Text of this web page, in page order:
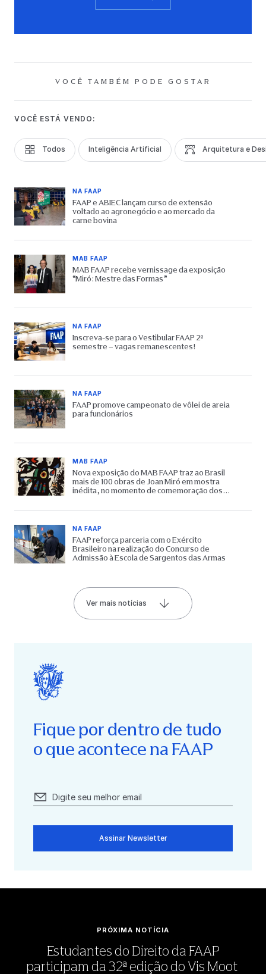
VOCÊ TAMBÉM PODE GOSTAR
VOCÊ ESTÁ VENDO:
Todos Inteligência Artificial Arquitetura e
NA FAAP
FAAP e ABIEC lançam curso de extensão
voltado ao agronegócio e ao mercado da
carne bovina
MAB FAAP
MAB FAAP recebe vernissage da exposição
“Miró: Mestre das Formas”
NA FAAP
Inscreva-se para o Vestibular FAAP 2º
semestre – vagas remanescentes!
NA FAAP
FAAP promove campeonato de vôlei de areia
para funcionários
MAB FAAP
Nova exposição do MAB FAAP traz ao Brasil
mais de 100 obras de Joan Miró em mostra
inédita, no momento de comemoração dos
NA FAAP
FAAP reforça parceria com o Exército
Brasileiro na realização do Concurso de
Admissão à Escola de Sargentos das Armas
Ver mais notícias
Fique por dentro de tudo
o que acontece na FAAP
Assinar Newsletter
PRÓXIMA NOTÍCIA
Estudantes do Direito da FAAP
participam da 32ª edição do Vis Moot